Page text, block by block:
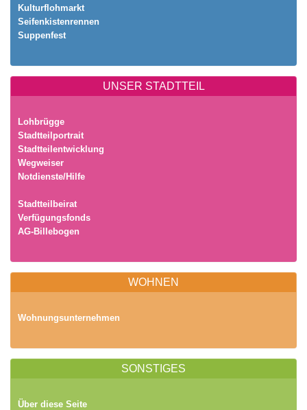
Kulturflohmarkt
Seifenkistenrennen
Suppenfest
UNSER STADTTEIL
Lohbrügge
Stadtteilportrait
Stadtteilentwicklung
Wegweiser
Notdienste/Hilfe
Stadtteilbeirat
Verfügungsfonds
AG-Billebogen
WOHNEN
Wohnungsunternehmen
SONSTIGES
Über diese Seite